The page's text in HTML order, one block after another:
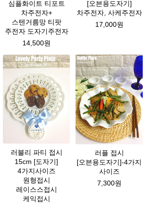
심플화이트 티포트
차주전자+
스텐거름망 티팟
주전자 도자기주전자
14,500원
[오븐용도자기]
차주전자, 사케주전자
17,000원
러블리 파티 접시
15cm [도자기]
4가지사이즈
원형접시
레이스스접시
케익접시
러플 접시
[오븐용도자기]-4가지
사이즈
7,300원